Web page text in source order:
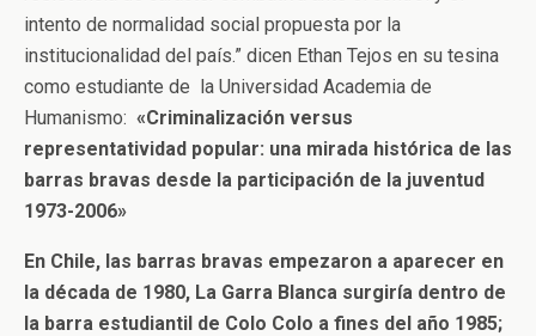
intento de normalidad social propuesta por la
institucionalidad del país.” dicen Ethan Tejos en su tesina
como estudiante de la Universidad Academia de
Humanismo: «Criminalización versus
representatividad popular: una mirada histórica de las
barras bravas desde la participación de la juventud
1973-2006»
En Chile, las barras bravas empezaron a aparecer en
la década de 1980, La Garra Blanca surgiría dentro de
la barra estudiantil de Colo Colo a fines del año 1985;